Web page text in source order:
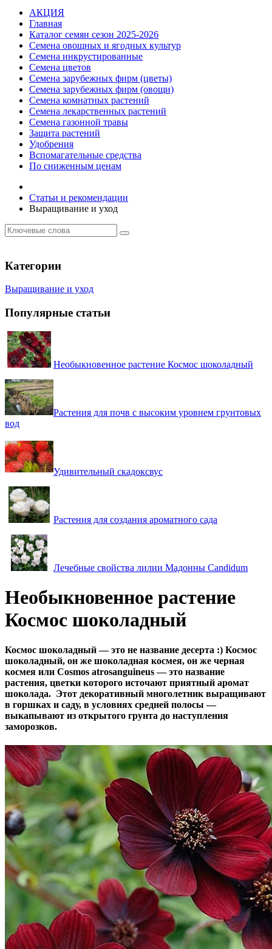
АКЦИЯ
Главная
Каталог семян сезон 2025-2026
Семена овощных и ягодных культур
Семена инкрустированные
Семена цветов
Семена зарубежных фирм (цветы)
Семена зарубежных фирм (овощи)
Семена комнатных растений
Семена лекарственных растений
Семена газонной травы
Защита растений
Удобрения
Вспомагательные средства
По сниженным ценам
Статьи и рекомендации
Выращивание и уход
Категории
Выращивание и уход
Популярные статьи
Необыкновенное растение Космос шоколадный
Растения для почв с высоким уровнем грунтовых
вод
Удивительный скадоксвус
Растения для создания ароматного сада
Лечебные свойства лилии Мадонны Candidum
Необыкновенное растение
Космос шоколадный
Космос шоколадный — это не название десерта :) Космос
шоколадный, он же шоколадная космея, он же черная
космея или Cosmos atrosanguineus — это название
растения, цветки которого источают приятный аромат
шоколада. Этот декоративный многолетник выращивают
в горшках и саду, в условиях средней полосы —
выкапывают из открытого грунта до наступления
заморозков.